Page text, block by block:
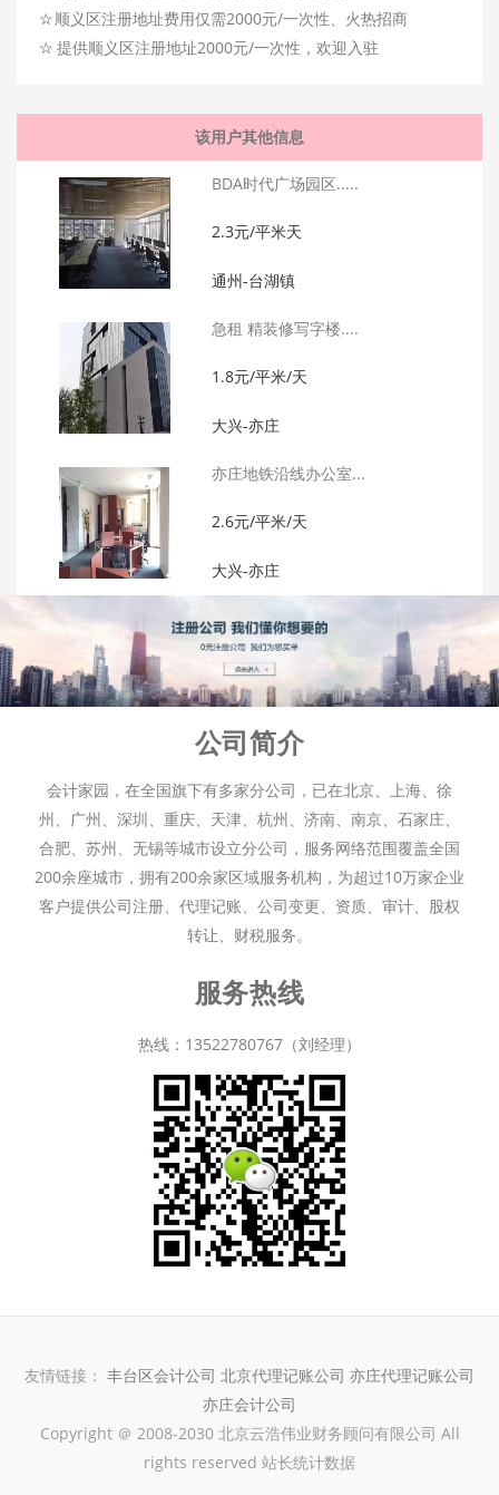
☆ 顺义区注册地址费用仅需2000元/一次性、火热招商
☆ 提供顺义区注册地址2000元/一次性，欢迎入驻
该用户其他信息
BDA时代广场园区.....
2.3元/平米天
通州-台湖镇
急租 精装修写字楼....
1.8元/平米/天
大兴-亦庄
亦庄地铁沿线办公室...
2.6元/平米/天
大兴-亦庄
公司简介
会计家园，在全国旗下有多家分公司，已在北京、上海、徐
州、广州、深圳、重庆、天津、杭州、济南、南京、石家庄、
合肥、苏州、无锡等城市设立分公司，服务网络范围覆盖全国
200余座城市，拥有200余家区域服务机构，为超过10万家企业
客户提供公司注册、代理记账、公司变更、资质、审计、股权
转让、财税服务。
服务热线
热线：13522780767（刘经理）
友情链接： 丰台区会计公司 北京代理记账公司 亦庄代理记账公司
亦庄会计公司
Copyright ＠ 2008-2030 北京云浩伟业财务顾问有限公司 All
rights reserved 站长统计数据